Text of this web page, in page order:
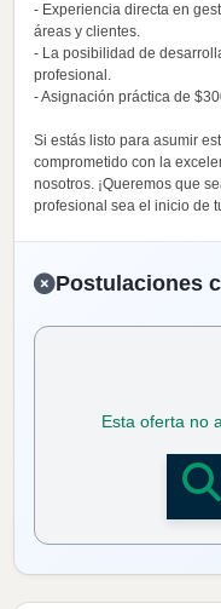
- Experiencia directa en
áreas y clientes.
- La posibilidad de
profesional.
- Asignación práctica de
Si estás listo para asumir
comprometido con la
nosotros. ¡Queremos que
profesional sea el inicio de
Postulaciones
Esta oferta no